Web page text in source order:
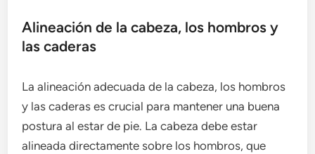
Alineación de la cabeza, los hombros y
las caderas
La alineación adecuada de la cabeza, los hombros
y las caderas es crucial para mantener una buena
postura al estar de pie. La cabeza debe estar
alineada directamente sobre los hombros, que